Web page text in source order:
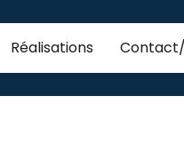
Réalisations